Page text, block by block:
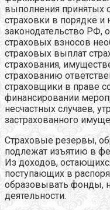
выполнения принятых
страховки в порядке и
законодательство РФ,
страховых взносов
страховых выплат
страхования,
страхованию
страховщики в праве
финансировании
несчастных случаев,
застрахованного
Страховые резервы,
подлежат изъятию в
Из доходов,
поступающих в
образовывать фонды,
деятельности.